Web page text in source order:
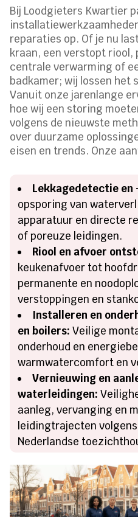
Bij Loodgieters Kwartier
reparaties op. Of je nu
kraan, een verstopt riool,
centrale verwarming of
badkamer; wij lossen het
Vanuit onze jarenlange
hoe wij een storing
volgens de nieuwste
over duurzame
eisen en trends. Onze
Lekkagedetectie en
opsporing van
apparatuur en directe
of poreuze leidingen.
Riool en afvoer
keukenafvoer tot
permanente en
verstoppingen en
Installeren en
en boilers: Veilige
onderhoud en
warmwatercomfort en
Vernieuwing en
waterleidingen:
aanleg, vervanging en
leidingtrajecten
Nederlandse